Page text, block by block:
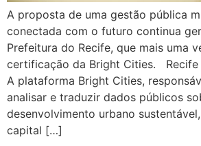
A proposta de uma gestão pública
conectada com o futuro continua
Prefeitura do Recife, que mais uma
certificação da Bright Cities. Recife
A plataforma Bright Cities,
analisar e traduzir dados públicos
desenvolvimento urbano
capital […]